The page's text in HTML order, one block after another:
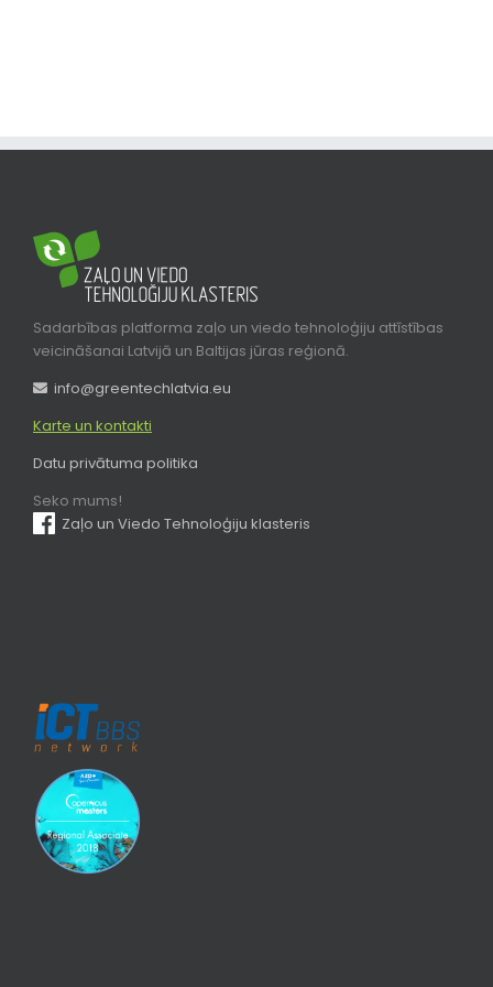
Sadarbības platforma zaļo un viedo tehnoloģiju attīstības
veicināšanai Latvijā un Baltijas jūras reģionā.
info@greentechlatvia.eu
Karte un kontakti
Datu privātuma politika
Seko mums!
Zaļo un Viedo Tehnoloģiju klasteris